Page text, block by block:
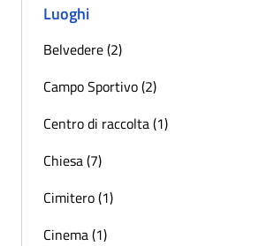
Luoghi
Belvedere (2)
Campo Sportivo (2)
Centro di raccolta (1)
Chiesa (7)
Cimitero (1)
Cinema (1)